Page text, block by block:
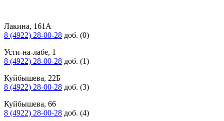
Лакина, 161А
8 (4922) 28-00-28 доб. (0)
Усти-на-лабе, 1
8 (4922) 28-00-28 доб. (1)
Куйбышева, 22Б
8 (4922) 28-00-28 доб. (3)
Куйбышева, 66
8 (4922) 28-00-28 доб. (4)